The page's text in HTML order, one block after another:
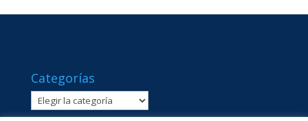
Categorías
Categorías